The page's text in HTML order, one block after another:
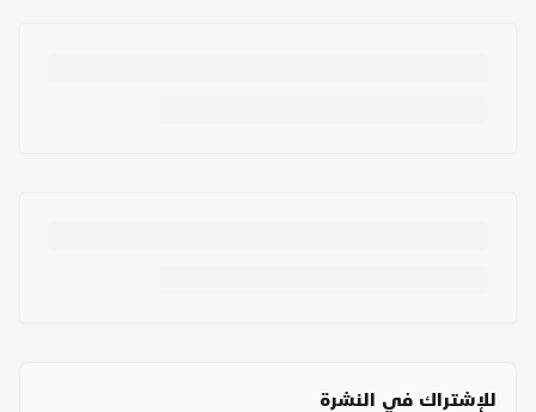
للإشتراك في النشرة